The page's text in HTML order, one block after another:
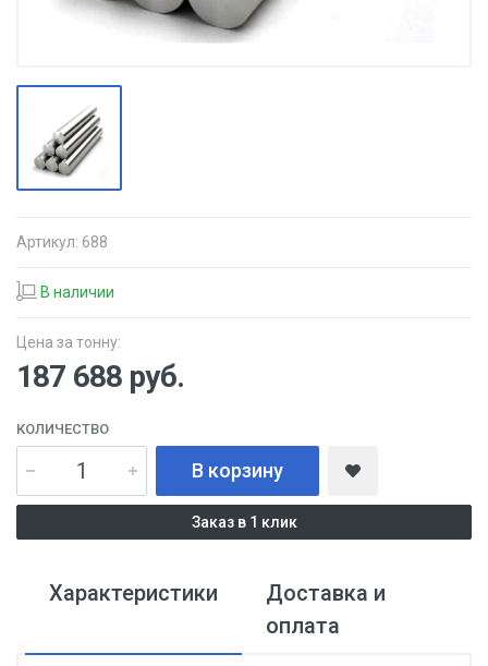
Артикул: 688
В наличии
Цена за тонну:
187 688 руб.
КОЛИЧЕСТВО
В корзину
Заказ в 1 клик
Характеристики
Доставка и
оплата